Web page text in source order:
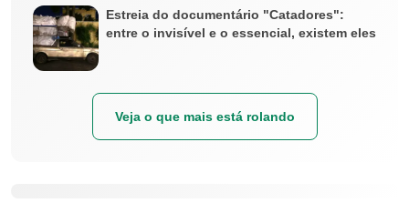
Estreia do documentário "Catadores":
entre o invisível e o essencial, existem eles
Veja o que mais está rolando